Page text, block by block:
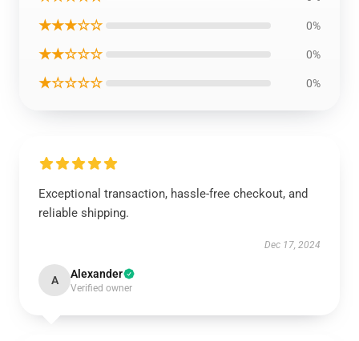
★★★☆☆ 0%
★★☆☆☆ 0%
★☆☆☆☆ 0%
Exceptional transaction, hassle-free checkout, and
reliable shipping.
Dec 17, 2024
A Alexander
Verified owner